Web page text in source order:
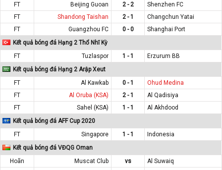
FT
Beijing Guoan 2 - 2
Shenzhen FC
FT
Shandong Taishan 2 - 1
Changchun Yatai
FT
Guangzhou FC 0 - 0
Shanghai Port
Kết quả bóng đá Hạng 2 Thổ Nhĩ Kỳ
FT
Tuzlaspor 1 - 1
Erzurum BB
Kết quả bóng đá Hạng 2 Arập Xeut
FT
Al Kawkab 0 - 1
Ohud Medina
FT
Al Oruba (KSA) 2 - 1
Al Qadisiya
FT
Sahel (KSA) 1 - 1
Al Akhdood
Kết quả bóng đá AFF Cup 2020
FT
Singapore 1 - 1
Indonesia
Kết quả bóng đá VĐQG Oman
Hoãn
Muscat Club vs
Al Suwaiq